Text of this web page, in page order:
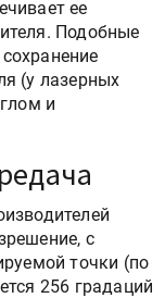
ее
Подобные
(у лазерных
и
с
точки (по
256 градаций